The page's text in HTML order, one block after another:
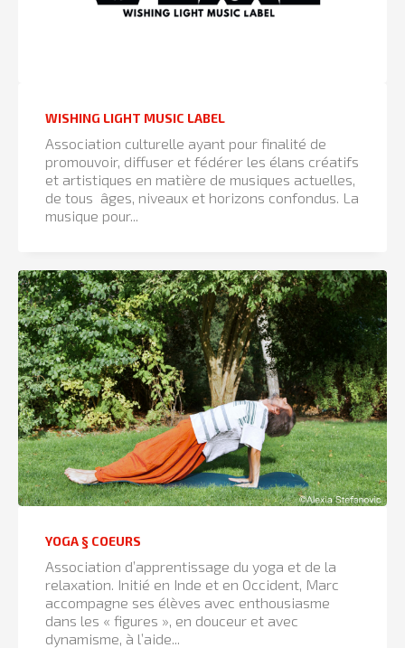
WISHING LIGHT MUSIC LABEL
Association culturelle ayant pour finalité de
promouvoir, diffuser et fédérer les élans créatifs
et artistiques en matière de musiques actuelles,
de tous âges, niveaux et horizons confondus. La
musique pour...
YOGA § COEURS
Association d’apprentissage du yoga et de la
relaxation. Initié en Inde et en Occident, Marc
accompagne ses élèves avec enthousiasme
dans les « figures », en douceur et avec
dynamisme, à l’aide...